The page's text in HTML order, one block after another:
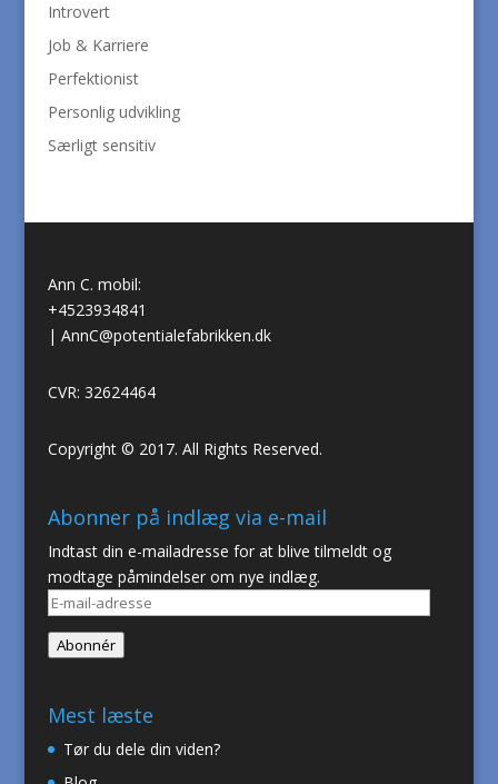
Introvert
Job & Karriere
Perfektionist
Personlig udvikling
Særligt sensitiv
Ann C. mobil:
+4523934841
| AnnC@potentialefabrikken.dk
CVR: 32624464
Copyright © 2017. All Rights Reserved.
Abonner på indlæg via e-mail
Indtast din e-mailadresse for at blive tilmeldt og
modtage påmindelser om nye indlæg.
E-
mail-
adresse
Abonnér
Mest læste
Tør du dele din viden?